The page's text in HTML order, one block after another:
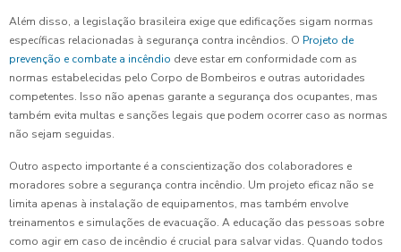
Além disso, a legislação brasileira exige que edificações sigam normas
específicas relacionadas à segurança contra incêndios. O Projeto de
prevenção e combate a incêndio deve estar em conformidade com as
normas estabelecidas pelo Corpo de Bombeiros e outras autoridades
competentes. Isso não apenas garante a segurança dos ocupantes, mas
também evita multas e sanções legais que podem ocorrer caso as normas
não sejam seguidas.
Outro aspecto importante é a conscientização dos colaboradores e
moradores sobre a segurança contra incêndio. Um projeto eficaz não se
limita apenas à instalação de equipamentos, mas também envolve
treinamentos e simulações de evacuação. A educação das pessoas sobre
como agir em caso de incêndio é crucial para salvar vidas. Quando todos